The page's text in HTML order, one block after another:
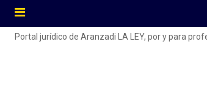
Portal jurídico de Aranzadi LA LEY, por y para